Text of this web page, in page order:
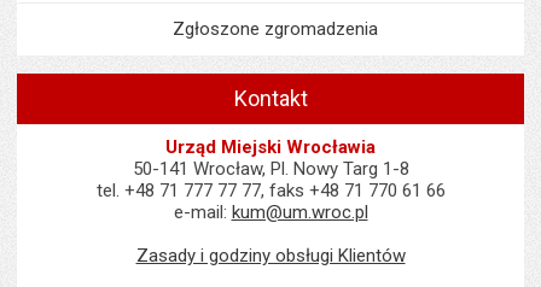
Zgłoszone zgromadzenia
Kontakt
Urząd Miejski Wrocławia
50-141 Wrocław, Pl. Nowy Targ 1-8
tel. +48 71 777 77 77, faks +48 71 770 61 66
e-mail: kum@um.wroc.pl
Zasady i godziny obsługi Klientów